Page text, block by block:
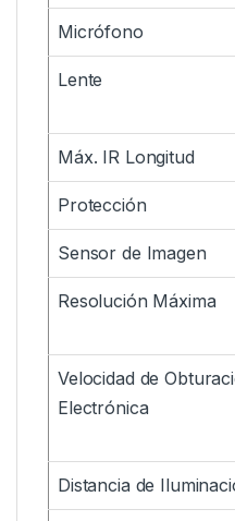
Micrófono
Lente
Máx. IR Longitud
Protección
Sensor de Imagen
Resolución Máxima
Velocidad de
Electrónica
Distancia de